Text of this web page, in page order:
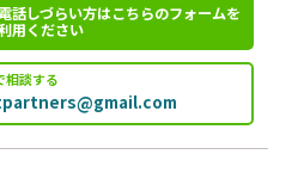
話しづらい方はこちらのフォームを
用ください
相談する